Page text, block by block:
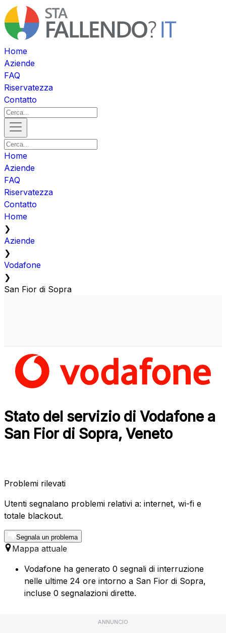
Home
Aziende
FAQ
Riservatezza
Contatto
Home
Aziende
FAQ
Riservatezza
Contatto
Home
❯
Aziende
❯
Vodafone
❯
San Fior di Sopra
Stato del servizio di Vodafone a
San Fior di Sopra, Veneto
Problemi rilevati
Utenti segnalano problemi relativi a: internet, wi-fi e
totale blackout.
Segnala un problema
Mappa attuale
Vodafone ha generato 0 segnali di interruzione
nelle ultime 24 ore intorno a San Fior di Sopra,
incluse 0 segnalazioni dirette.
ANNUNCIO